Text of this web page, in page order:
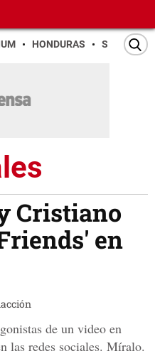
HONDURAS SAN PEDRO
Cristiano
en
de un video en
las redes sociales. Míralo.